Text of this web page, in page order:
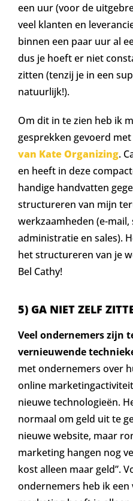
een uur (voor de
veel klanten en
binnen een paar uur al
dus je hoeft er niet
zitten (tenzij je in een
natuurlijk!).
Om dit in te zien heb ik
gesprekken gevoerd met
van Kate Organizing.
en heeft in deze
handige handvatten
structureren van mijn
werkzaamheden (e-
administratie en sales).
het structureren van je
Bel Cathy!
5) GA NIET ZELF
Veel ondernemers zijn
vernieuwende
met ondernemers over
online
nieuwe technologieën.
normaal om geld uit te
nieuwe website, maar
marketing hangen nog
kost alleen maar geld”.
ondernemers heb ik een